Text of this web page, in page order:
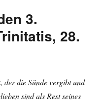
3.
28.
der die Sünde vergibt und
sind als Rest seines